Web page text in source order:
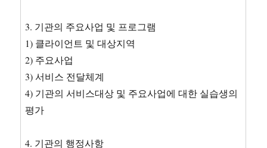
3. 기관의 주요사업 및 프로그램
1) 클라이언트 및 대상지역
2) 주요사업
3) 서비스 전달체계
4) 기관의 서비스대상 및 주요사업에 대한 실습생의
평가
4. 기관의 행정사항